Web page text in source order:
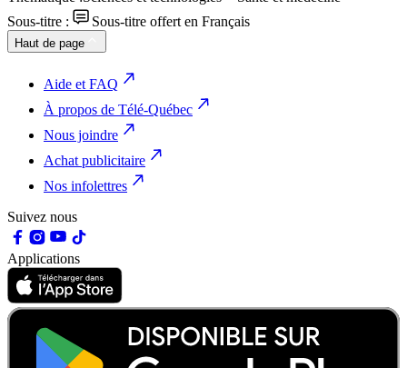
Sous-titre :
Sous-titre offert en Français
Haut de page
Aide et FAQ
À propos de Télé-Québec
Nous joindre
Achat publicitaire
Nos infolettres
Suivez nous
Applications